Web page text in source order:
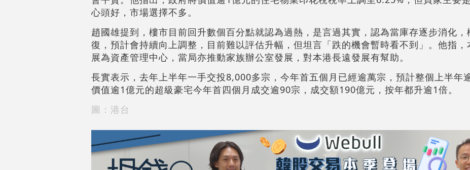
心頭好，市場選擇不多。
趙國雄提到，樓市目前回升數個百分點就認為過熱，是言過其實，認為當庫存逐步消化，
復，預計會持續向上調整，目前難以評估升幅，但坦言「跌的機會暫時看不到」。他指，
展為資產管理中心，當局亦推動家族辦公室發展，對本港長遠發展有幫助。
長實表示，去年上半年一手交投8,000多宗，今年首五個月已經逾萬宗，預計整個上半年
價值逾1億元的超級豪宅今年首四個月成交逾90宗，成交額190億元，按年都升逾1倍。
圖：港台